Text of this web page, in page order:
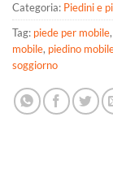
Categoria: Piedini e
Tag: piede per mobile,
mobile, piedino
soggiorno